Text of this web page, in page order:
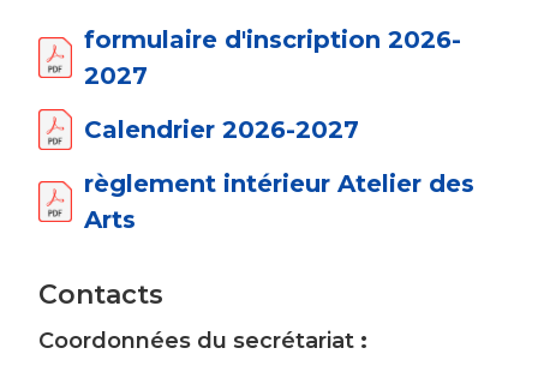
formulaire d'inscription 2026-
2027
Calendrier 2026-2027
règlement intérieur Atelier des
Arts
Contacts
Coordonnées du secrétariat :